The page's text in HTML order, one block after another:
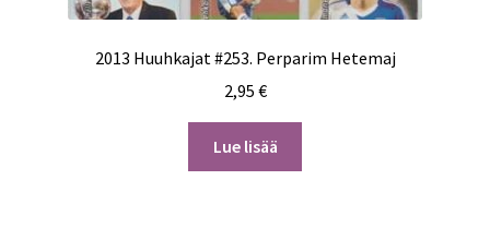
2013 Huuhkajat #253. Perparim Hetemaj
2,95 €
Lue lisää